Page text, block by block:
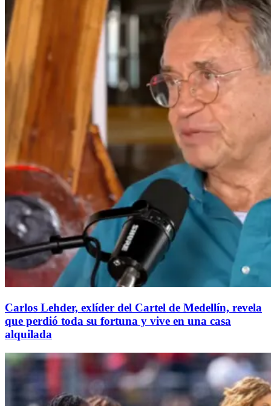
Carlos Lehder, exlíder del Cartel de Medellín, revela
que perdió toda su fortuna y vive en una casa
alquilada